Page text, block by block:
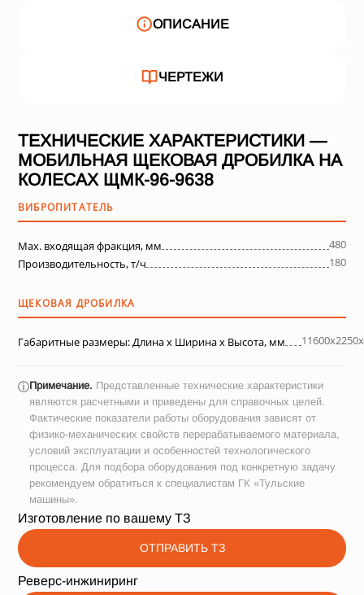
ОПИСАНИЕ
ЧЕРТЕЖИ
ТЕХНИЧЕСКИЕ ХАРАКТЕРИСТИКИ —
МОБИЛЬНАЯ ЩЕКОВАЯ ДРОБИЛКА НА
КОЛЕСАХ ЩМК-96-9638
ВИБРОПИТАТЕЛЬ
Max. входящая фракция, мм
480
Производительность, т/ч
180
ЩЕКОВАЯ ДРОБИЛКА
Габаритные размеры: Длина х Ширина х Высота, мм
ⓘПримечание. Представленные технические характеристики
являются расчетными и приведены для справочных целей.
Фактические показатели работы оборудования зависят от
физико-механических свойств перерабатываемого материала,
условий эксплуатации и особенностей технологического
процесса. Для подбора оборудования под конкретную задачу
рекомендуем обратиться к специалистам ГК «Тульские
машины».
Изготовление по вашему ТЗ
ОТПРАВИТЬ ТЗ
Реверс-инжиниринг